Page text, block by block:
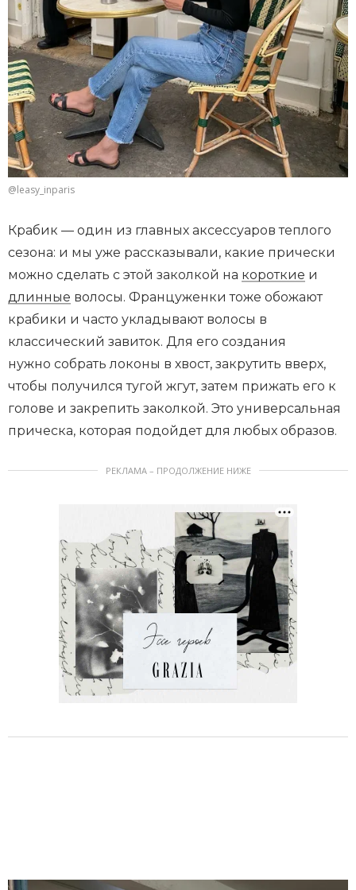
@leasy_inparis
Крабик — один из главных аксессуаров теплого
сезона: и мы уже рассказывали, какие прически
можно сделать с этой заколкой на короткие и
длинные волосы. Француженки тоже обожают
крабики и часто укладывают волосы в
классический завиток. Для его создания
нужно собрать локоны в хвост, закрутить вверх,
чтобы получился тугой жгут, затем прижать его к
голове и закрепить заколкой. Это универсальная
прическа, которая подойдет для любых образов.
РЕКЛАМА – ПРОДОЛЖЕНИЕ НИЖЕ